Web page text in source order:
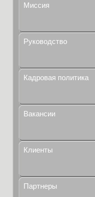
Миссия
Руководство
Кадровая политика
Вакансии
Клиенты
Партнеры